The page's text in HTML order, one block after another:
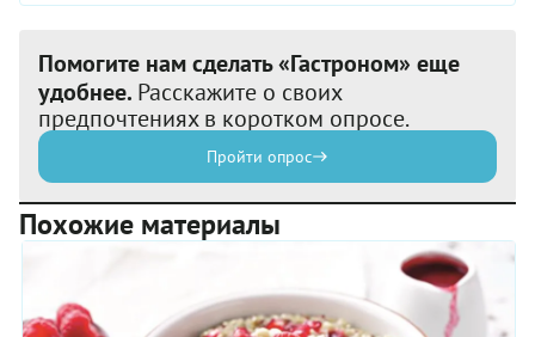
Помогите нам сделать «Гастроном» еще
удобнее. Расскажите о своих
предпочтениях в коротком опросе.
Пройти опрос
Похожие материалы